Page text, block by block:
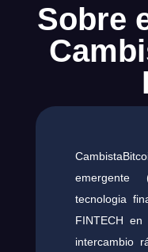
Sobre
emergente
tecnologia
FINTECH
intercambio